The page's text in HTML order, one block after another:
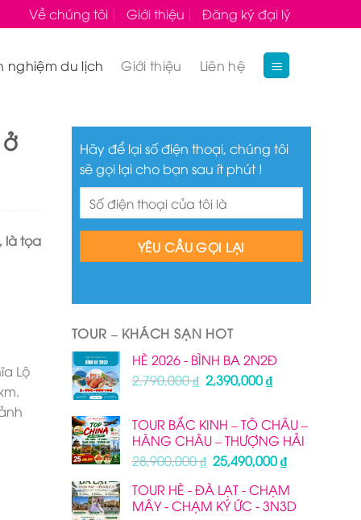
Về chúng tôi Giới thiệu Đăng ký đại lý
nghiệm du lịch Giới thiệu Liên hệ
là tọa
Lộ
Hãy để lại số điện thoại, chúng tôi
sẽ gọi lại cho bạn sau ít phút !
TOUR – KHÁCH SẠN HOT
HÈ 2026 - BÌNH BA 2N2Đ
2,790,000₫ Giá
2,790,000 ₫.
2,390,000₫Giá
là:
2,390,000 ₫.
TOUR BẮC KINH – TÔ CHÂU –
HÀNG CHÂU – THƯỢNG HẢI
28,900,000₫ Giá
là:
28,900,000 ₫.
25,490,000₫Giá
tại
là:
TOUR HÈ - ĐÀ LẠT - CHẠM
MÂY - CHẠM KÝ ỨC - 3N3D